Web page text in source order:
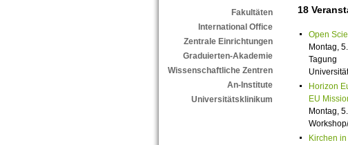
Fakultäten
International Office
Zentrale Einrichtungen
Graduierten-Akademie
Wissenschaftliche Zentren
An-Institute
Universitätsklinikum
18
Open
Montag,
Tagung
Horizon
EU
Montag,
Kirchen